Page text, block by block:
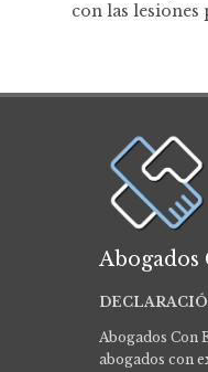
con las lesiones
Abogados Con
abogados con